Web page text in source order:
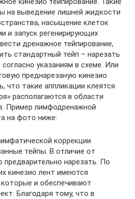
на выведение лишней жидкости
насыщение клеток
и запуск регенирирующих
дренажное тейпирование,
стандартный тейп – нарезать
указаниям в схеме. Или
преднарезаную кинезио
что такие аппликации клеятся
располагаются в области
Пример лимфодренажной
на фото ниже:
коррекции
тейпы. В отличие от
предварительно нарезать. По
кинезио лент имеются
и обеспечивают
Благодаря тому, что в